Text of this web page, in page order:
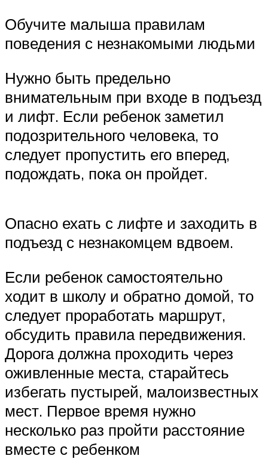
Обучите малыша правилам
поведения с незнакомыми людьми
Нужно быть предельно
внимательным при входе в подъезд
и лифт. Если ребенок заметил
подозрительного человека, то
следует пропустить его вперед,
подождать, пока он пройдет.
Опасно ехать с лифте и заходить в
подъезд с незнакомцем вдвоем.
Если ребенок самостоятельно
ходит в школу и обратно домой, то
следует проработать маршрут,
обсудить правила передвижения.
Дорога должна проходить через
оживленные места, старайтесь
избегать пустырей, малоизвестных
мест. Первое время нужно
несколько раз пройти расстояние
вместе с ребенком